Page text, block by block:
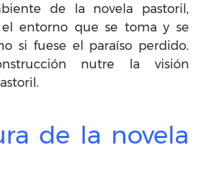
de la novela pastoril,
entorno que se toma y se
si fuese el paraíso perdido.
nutre la visión
de la novela